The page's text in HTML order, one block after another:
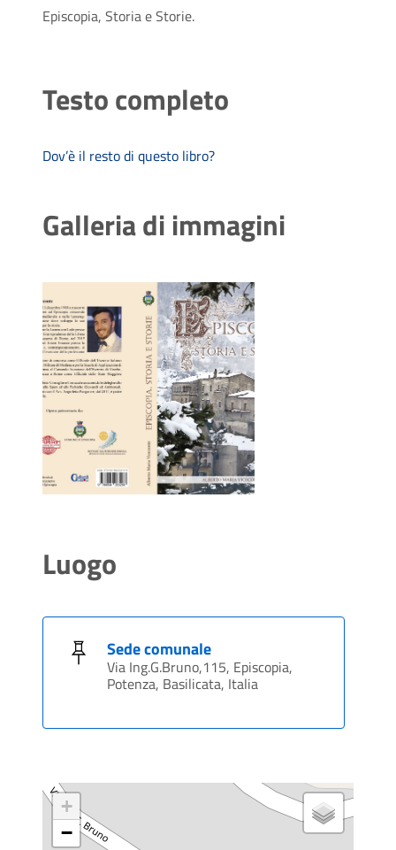
Episcopia, Storia e Storie.
Testo completo
Dov’è il resto di questo libro?
Galleria di immagini
Luogo
Sede comunale
Via Ing.G.Bruno,115, Episcopia,
Potenza, Basilicata, Italia
+
−